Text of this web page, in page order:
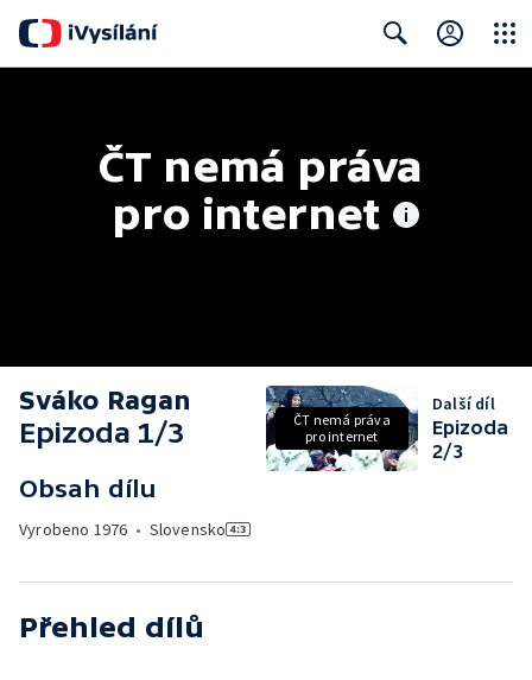
ČT nemá práva
pro internet
Sváko Ragan
Epizoda 1/3
Obsah dílu
Vyrobeno 1976 • Slovensko
ČT nemá práva
pro internet
Další díl
Epizoda
2/3
Přehled dílů